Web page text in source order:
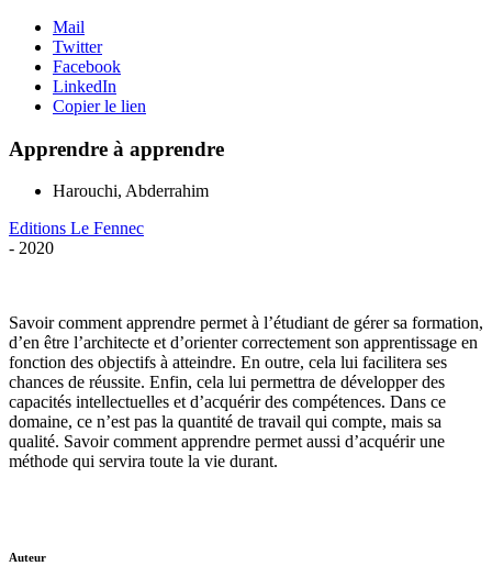
Mail
Twitter
Facebook
LinkedIn
Copier le lien
Apprendre à apprendre
Harouchi, Abderrahim
Editions Le Fennec
- 2020
Savoir comment apprendre permet à l’étudiant de gérer sa formation,
d’en être l’architecte et d’orienter correctement son apprentissage en
fonction des objectifs à atteindre. En outre, cela lui facilitera ses
chances de réussite. Enfin, cela lui permettra de développer des
capacités intellectuelles et d’acquérir des compétences. Dans ce
domaine, ce n’est pas la quantité de travail qui compte, mais sa
qualité. Savoir comment apprendre permet aussi d’acquérir une
méthode qui servira toute la vie durant.
Auteur